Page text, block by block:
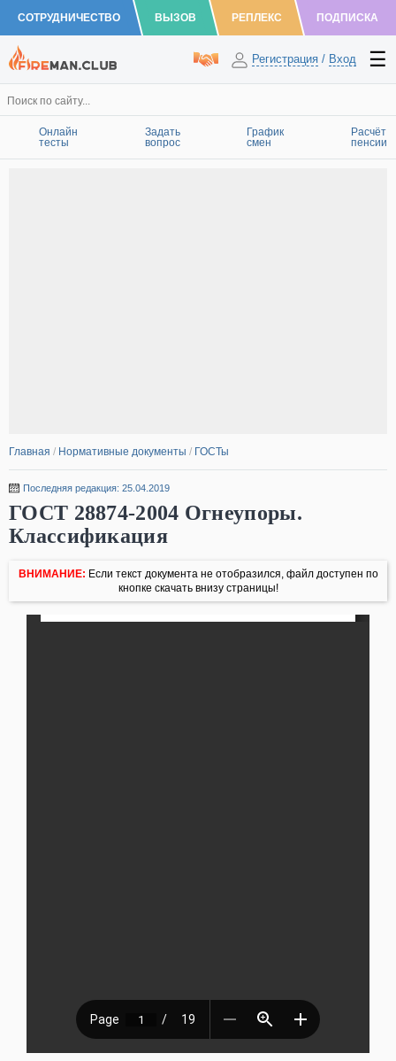
СОТРУДНИЧЕСТВО ВЫЗОВ РЕПЛЕКС ПОДПИСКА
Регистрация / Вход
Онлайн
тесты
Задать
вопрос
График
смен
Расчёт
пенсии
Главная / Нормативные документы / ГОСТы
Последняя редакция: 25.04.2019
ГОСТ 28874-2004 Огнеупоры.
Классификация
ВНИМАНИЕ: Если текст документа не отобразился, файл доступен по
кнопке скачать внизу страницы!